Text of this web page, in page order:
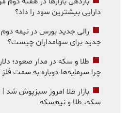
دارایی بیشترین سود را داد؟
رالی جدید بورس در نیمه
جدید برای سهامداران چیست؟
طلا و سکه در مدار صعود؛
چرا سرمایه‌ها دوباره به سمت فلز
بازار طلا امروز سبزپوش شد
سکه، طلا و نیم‌سکه